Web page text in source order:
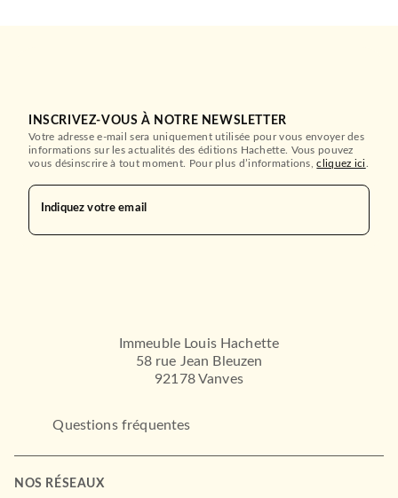
INSCRIVEZ-VOUS À NOTRE NEWSLETTER
Votre adresse e-mail sera uniquement utilisée pour vous envoyer des
informations sur les actualités des éditions Hachette. Vous pouvez
vous désinscrire à tout moment. Pour plus d’informations,cliquez ici
Indiquez votre email
Immeuble Louis Hachette
58 rue Jean Bleuzen
92178 Vanves
Questions fréquentes
NOS RÉSEAUX